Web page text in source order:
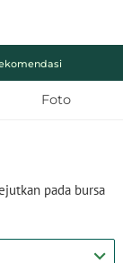
Foto
pada bursa